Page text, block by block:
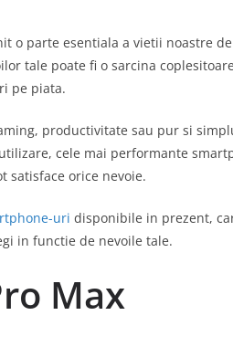
o parte esentiala a vietii noastre
tale poate fi o sarcina
pe piata.
productivitate sau pur si
cele mai performante
satisface orice nevoie.
uri disponibile in prezent,
in functie de nevoile tale.
Max